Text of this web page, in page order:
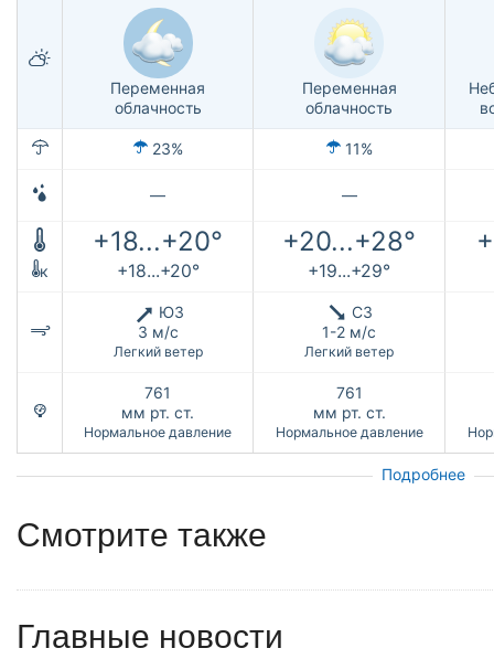
Переменная
облачность
Переменная
облачность
23% 11%
— —
+18...+20° +20...+28°
к +18...+20° +19...+29°
ЮЗ
3 м/с
Легкий ветер
СЗ
1-2 м/с
Легкий ветер
761
мм рт. ст.
Нормальное давление
761
мм рт. ст.
Нормальное давление
Подробнее
Смотрите также
Главные новости